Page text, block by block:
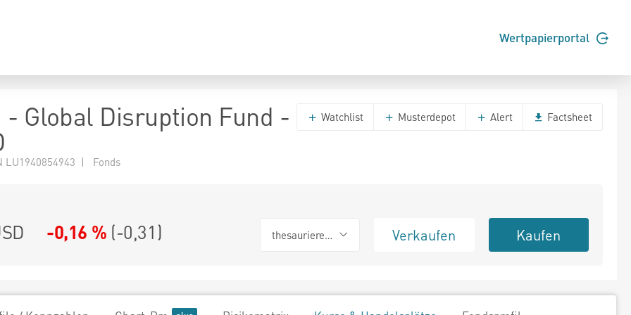
Wertpapierportal
- Global Disruption Fund -
LU1940854943 | Fonds
Watchlist Musterdepot Alert Factsheet
-0,16 % (-0,31) thesaurierend Verkaufen Kaufen